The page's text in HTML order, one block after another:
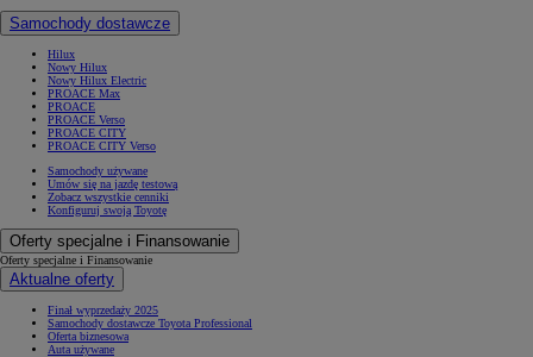
Samochody dostawcze
Hilux
Nowy Hilux
Nowy Hilux Electric
PROACE Max
PROACE
PROACE Verso
PROACE CITY
PROACE CITY Verso
Samochody używane
Umów się na jazdę testową
Zobacz wszystkie cenniki
Konfiguruj swoją Toyotę
Oferty specjalne i Finansowanie
Oferty specjalne i Finansowanie
Aktualne oferty
Finał wyprzedaży 2025
Samochody dostawcze Toyota Professional
Oferta biznesowa
Auta używane